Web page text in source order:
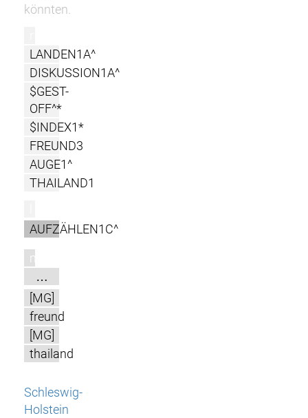
könnten.
LANDEN1A^
DISKUSSION1A^
$GEST-
OFF^*
$INDEX1*
FREUND3
AUGE1^
THAILAND1
AUFZÄHLEN1C^
m
…
[MG]
freund
[MG]
thailand
Schleswig-
Holstein